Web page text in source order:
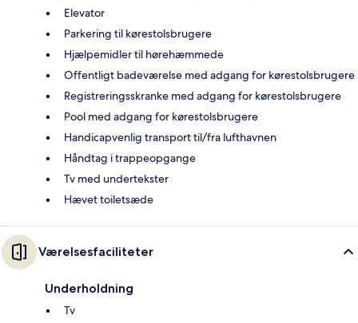
Elevator
Parkering til kørestolsbrugere
Hjælpemidler til hørehæmmede
Offentligt badeværelse med adgang for kørestolsbrugere
Registreringsskranke med adgang for kørestolsbrugere
Pool med adgang for kørestolsbrugere
Handicapvenlig transport til/fra lufthavnen
Håndtag i trappeopgange
Tv med undertekster
Hævet toiletsæde
Værelsesfaciliteter
Underholdning
Tv